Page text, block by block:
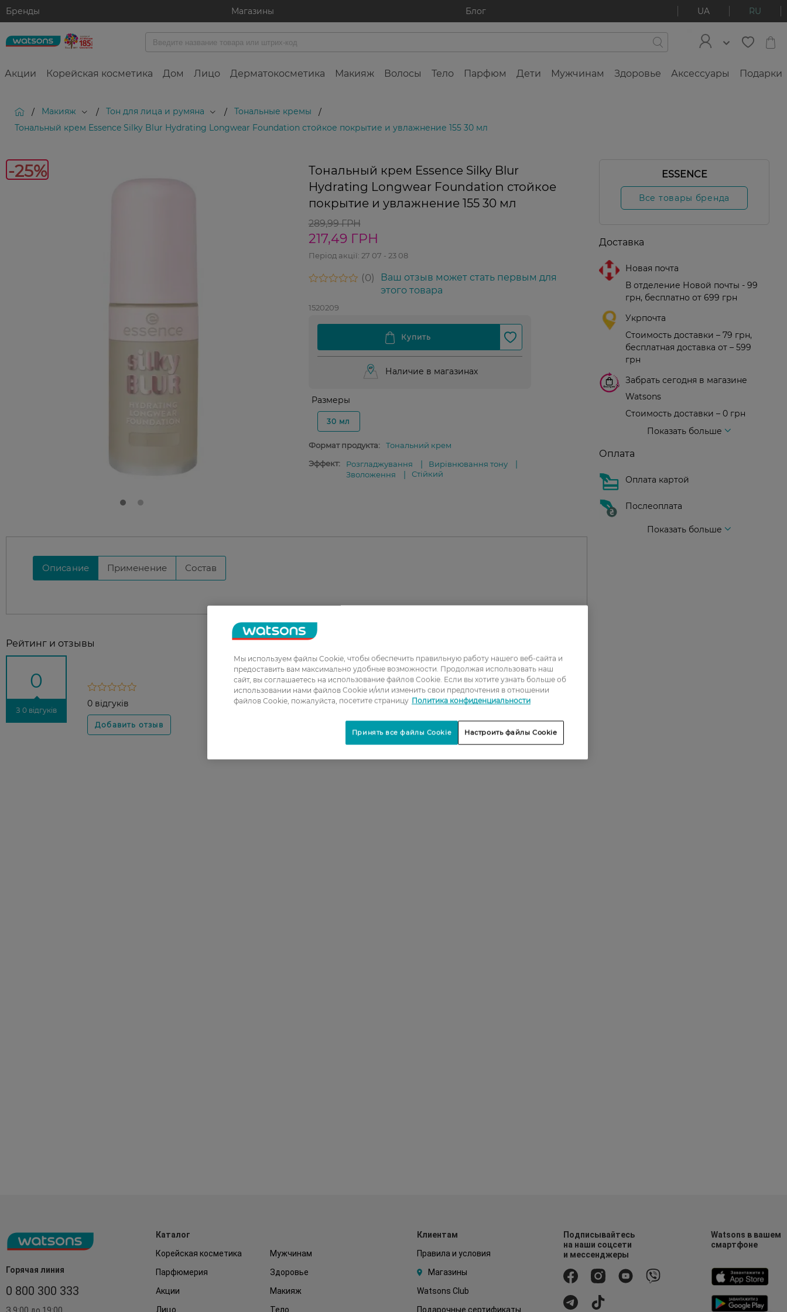
Бренды Магазины Блог UA RU
Акции Корейская косметика Дом Лицо Дерматокосметика Макияж Волосы Тело Парфюм Дети Мужчинам Здоровье Аксессуары Подарки
/ Макияж / Тон для лица и румяна / Тональные кремы
/
Тональный крем Essence Silky Blur Hydrating Longwear Foundation стойкое покрытие и увлажнение 155 30 мл
-25%
Тональный крем Essence Silky Blur
Hydrating Longwear Foundation стойкое
покрытие и увлажнение 155 30 мл
289,99 ГРН
217,49 ГРН
Період акції: 27 07 - 23 08
0
Ваш отзыв может стать первым для
этого товара
1520209
Наличие в магазинах
Размеры
30 мл
Формат продукта:
Тональний крем
Эффект:
Розгладжування
Вирівнювання тону
Зволоження
Стійкий
Описание Применение Состав
Рейтинг и отзывы
0
З 0 відгуків
0 відгуків
1
2
3
5
ESSENCE
Все товары бренда
Доставка
Новая почта
В отделение Новой почты - 99
грн, бесплатно от 699 грн
Укрпочта
Стоимость доставки – 79 грн,
бесплатная доставка от – 599
грн
Забрать сегодня в магазине
Watsons
Стоимость доставки – 0 грн
Показать больше
Оплата
Оплата картой
Послеоплата
Показать больше
Горячая линия
0 800 300 333
Каталог
Корейская косметика
Мужчинам
Парфюмерия
Здоровье
Акции
Макияж
Лицо
Тело
Клиентам
Правила и условия
Магазины
Watsons Club
Подарочные сертификаты
Подписывайтесь
на наши соцсети
и мессенджеры
Watsons в вашем
смартфоне
Мы используем файлы Cookie, чтобы обеспечить правильную работу нашего веб-сайта и
предоставить вам максимально удобные возможности. Продолжая использовать наш
сайт, вы соглашаетесь на использование файлов Cookie. Если вы хотите узнать больше об
использовании нами файлов Cookie и/или изменить свои предпочтения в отношении
файлов Cookie, пожалуйста, посетите страницу Политика конфиденциальности
Настроить файлы Cookie
Принять все файлы Cookie